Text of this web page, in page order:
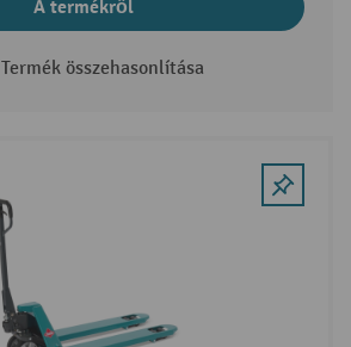
A termékről
Termék összehasonlítása